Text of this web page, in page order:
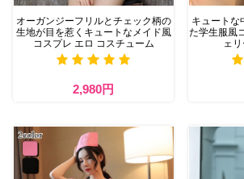
オーガンジーフリルとチェック柄の
生地が目を惹くキュートなメイド風
コスプレ エロ コスチューム
2,980円
キュートな
た学生服風
ェ